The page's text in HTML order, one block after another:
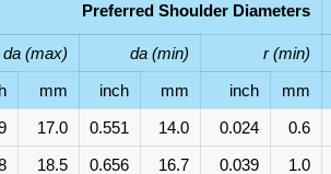
Preferred Shoulder Diameters
r (min)
da (min)
da (max)
mm
inch
mm
inch
mm
0.6
0.024
14.0
0.551
17.0
1.0
0.039
16.7
0.656
18.5